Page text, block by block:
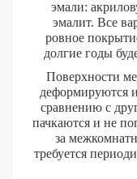
эмали:
эмалит. Все
ровное
долгие годы
Поверхности
деформируются
сравнению с
пачкаются и не
за
требуется